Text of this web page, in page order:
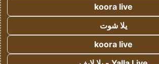
koora live
يلا شوت
koora live